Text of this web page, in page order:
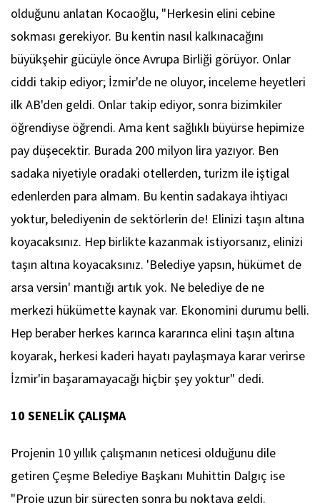
olduğunu anlatan Kocaoğlu, "Herkesin elini cebine
sokması gerekiyor. Bu kentin nasıl kalkınacağını
büyükşehir gücüyle önce Avrupa Birliği görüyor. Onlar
ciddi takip ediyor; İzmir'de ne oluyor, inceleme heyetleri
ilk AB'den geldi. Onlar takip ediyor, sonra bizimkiler
öğrendiyse öğrendi. Ama kent sağlıklı büyürse hepimize
pay düşecektir. Burada 200 milyon lira yazıyor. Ben
sadaka niyetiyle oradaki otellerden, turizm ile iştigal
edenlerden para almam. Bu kentin sadakaya ihtiyacı
yoktur, belediyenin de sektörlerin de! Elinizi taşın altına
koyacaksınız. Hep birlikte kazanmak istiyorsanız, elinizi
taşın altına koyacaksınız. 'Belediye yapsın, hükümet de
arsa versin' mantığı artık yok. Ne belediye de ne
merkezi hükümette kaynak var. Ekonomini durumu belli.
Hep beraber herkes karınca kararınca elini taşın altına
koyarak, herkesi kaderi hayatı paylaşmaya karar verirse
İzmir'in başaramayacağı hiçbir şey yoktur" dedi.
10 SENELİK ÇALIŞMA
Projenin 10 yıllık çalışmanın neticesi olduğunu dile
getiren Çeşme Belediye Başkanı Muhittin Dalgıç ise
"Proje uzun bir süreçten sonra bu noktaya geldi.